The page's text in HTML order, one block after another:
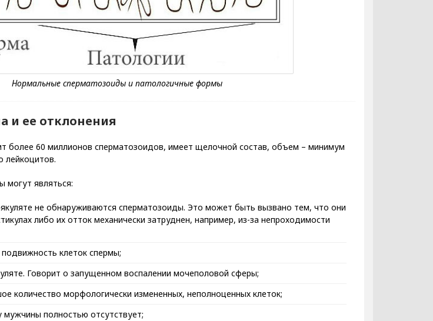
и ее отклонения
более 60 миллионов сперматозоидов, имеет щелочной состав, объем – минимум
лейкоцитов.
могут являться:
не обнаруживаются сперматозоиды. Это может быть вызвано тем, что они
либо их отток механически затруднен, например, из-за непроходимости
клеток спермы;
Говорит о запущенном воспалении мочеполовой сферы;
количество морфологически измененных, неполноценных клеток;
мужчины полностью отсутствует;